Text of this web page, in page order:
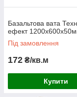
Базальтова вата
ефект
Під замовлення
172 ₴/кв.м
Купити